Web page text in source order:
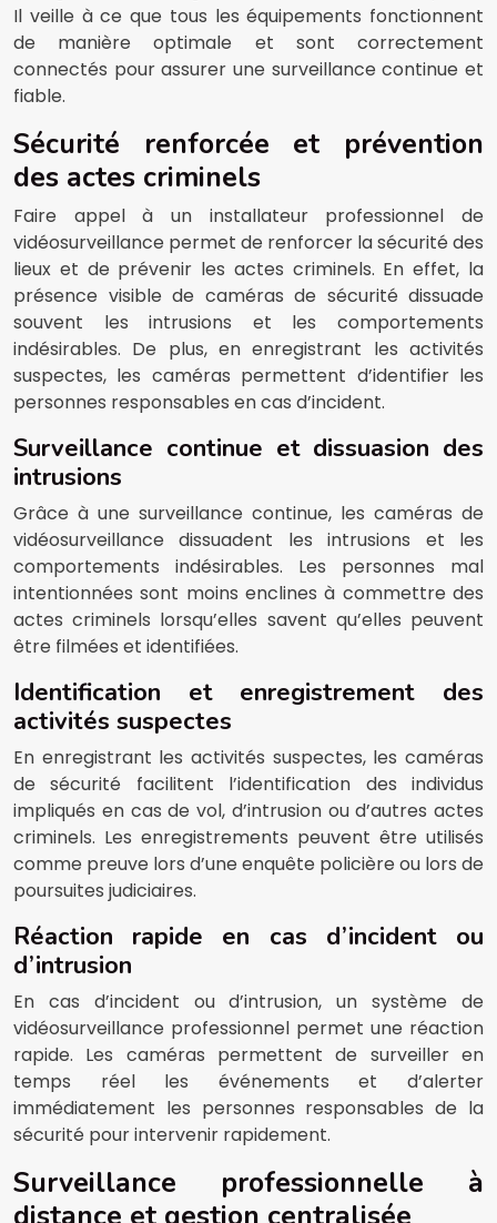
Il veille à ce que tous les équipements fonctionnent
de manière optimale et sont correctement
connectés pour assurer une surveillance continue et
fiable.
Sécurité renforcée et prévention
des actes criminels
Faire appel à un installateur professionnel de
vidéosurveillance permet de renforcer la sécurité des
lieux et de prévenir les actes criminels. En effet, la
présence visible de caméras de sécurité dissuade
souvent les intrusions et les comportements
indésirables. De plus, en enregistrant les activités
suspectes, les caméras permettent d’identifier les
personnes responsables en cas d’incident.
Surveillance continue et dissuasion des
intrusions
Grâce à une surveillance continue, les caméras de
vidéosurveillance dissuadent les intrusions et les
comportements indésirables. Les personnes mal
intentionnées sont moins enclines à commettre des
actes criminels lorsqu’elles savent qu’elles peuvent
être filmées et identifiées.
Identification et enregistrement des
activités suspectes
En enregistrant les activités suspectes, les caméras
de sécurité facilitent l’identification des individus
impliqués en cas de vol, d’intrusion ou d’autres actes
criminels. Les enregistrements peuvent être utilisés
comme preuve lors d’une enquête policière ou lors de
poursuites judiciaires.
Réaction rapide en cas d’incident ou
d’intrusion
En cas d’incident ou d’intrusion, un système de
vidéosurveillance professionnel permet une réaction
rapide. Les caméras permettent de surveiller en
temps réel les événements et d’alerter
immédiatement les personnes responsables de la
sécurité pour intervenir rapidement.
Surveillance professionnelle à